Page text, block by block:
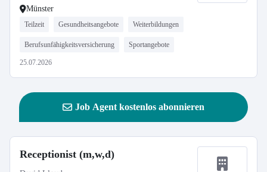
Münster
Teilzeit Gesundheitsangebote Weiterbildungen
Berufsunfähigkeitsversicherung Sportangebote
25.07.2026
Job Agent kostenlos abonnieren
Receptionist (m,w,d)